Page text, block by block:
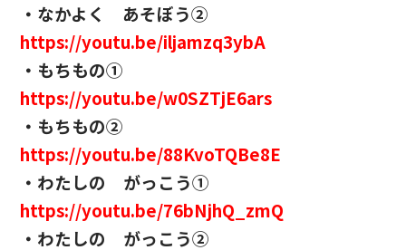
・なかよく あそぼう②
https://youtu.be/iljamzq3ybA
・もちもの①
https://youtu.be/w0SZTjE6ars
・もちもの②
https://youtu.be/88KvoTQBe8E
・わたしの がっこう①
https://youtu.be/76bNjhQ_zmQ
・わたしの がっこう②